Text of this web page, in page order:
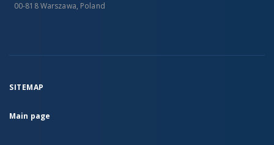
00-818 Warszawa, Poland
SITEMAP
Main page